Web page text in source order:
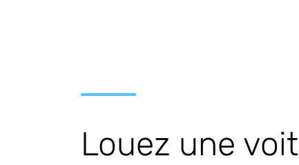
Louez une